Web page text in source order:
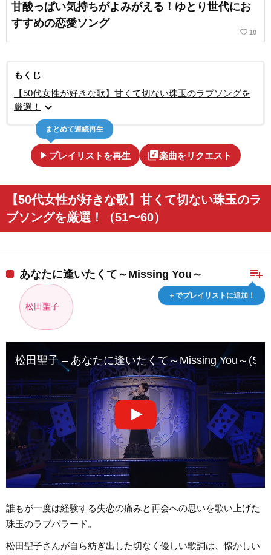
甘酸っぱい気持ちがよみがえる！ゆとり世代にお
すすめの恋愛ソング
favorite_border 10
もくじ
【50代女性が好きな歌】甘くて切ない珠玉のラブソングを
厳選！
expand_more
play_arrow プレイリストを再生
まとめて連続再生
library_music楽曲をリクエスト
【50代女性が好きな歌】甘くて切ない珠玉のラ
ブソングを厳選！（51〜60）
playlist_add
＋でプレイリストに追加！
あなたに逢いたくて～Missing You～
松田聖子
松田聖子 – あなたに逢いたくて～Missing You～
誰もが一度は経験する失恋の痛みと再会への思いを歌い上げた
珠玉のラブバラード。
松田聖子さんが自ら紡ぎ出した切なく優しい歌詞は、懐かしい